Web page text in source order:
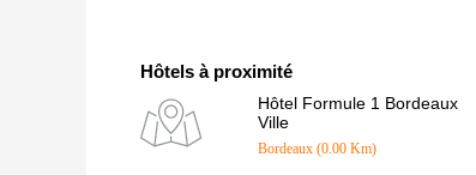
Hôtels à proximité
Hôtel Formule 1 Bordeaux
Ville
Bordeaux (0.00 Km)